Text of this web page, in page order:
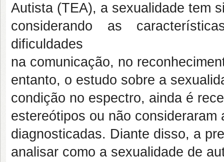
Autista (TEA), a sexualidade tem
considerando as
dificuldades
na comunicação, no
entanto, o estudo sobre a
condição no espectro, ainda é
estereótipos ou não
diagnosticadas. Diante disso, a
analisar como a sexualidade de